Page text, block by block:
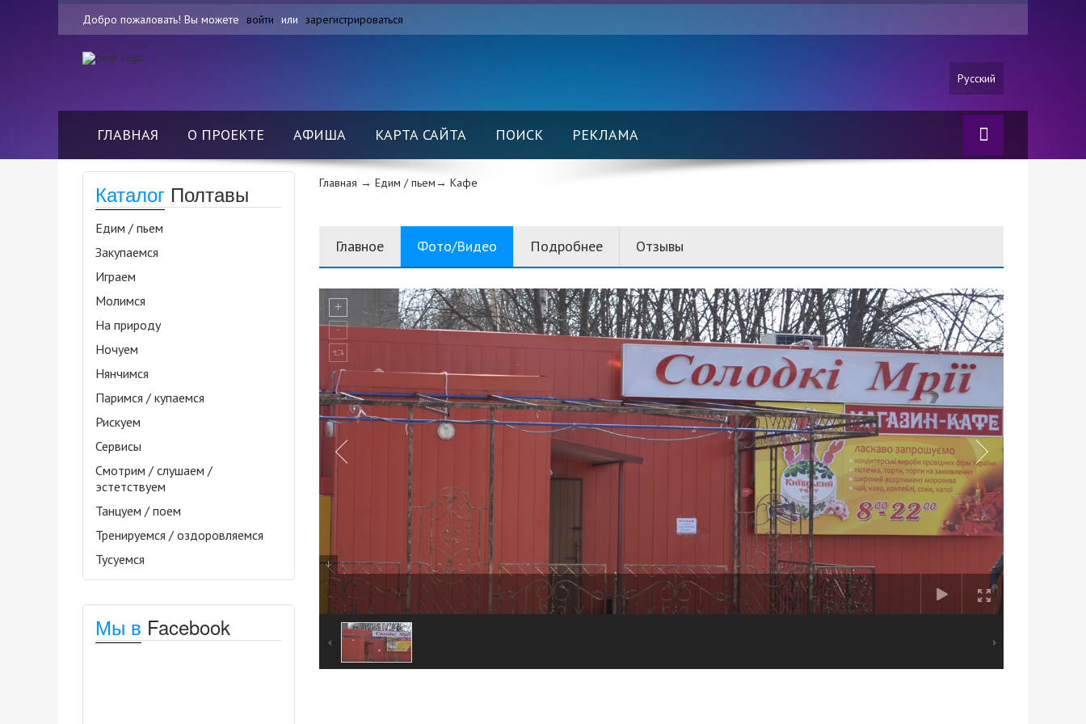
Добро пожаловать! Вы можете войти или зарегистрироваться
Русский
ГЛАВНАЯ О ПРОЕКТЕ АФИША КАРТА САЙТА ПОИСК РЕКЛАМА
Каталог Полтавы
Едим / пьем
Закупаемся
Играем
Молимся
На природу
Ночуем
Нянчимся
Паримся / купаемся
Рискуем
Сервисы
Смотрим / слушаем /
эстетствуем
Танцуем / поем
Тренируемся / оздоровляемся
Тусуемся
Мы в Facebook
Главная → Едим / пьем→ Кафе
Главное Фото/Видео Подробнее Отзывы